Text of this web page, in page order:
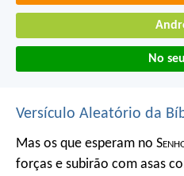
No
Versículo Aleatório da
Mas os que esperam no S
forças e subirão com asas